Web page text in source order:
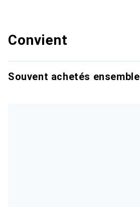
Convient
Souvent achetés ensemble